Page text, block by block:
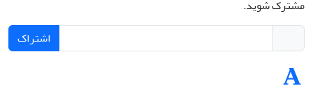
مشترک شوید.
اشتراک